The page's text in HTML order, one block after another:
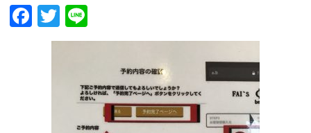
Facebook
Twitter